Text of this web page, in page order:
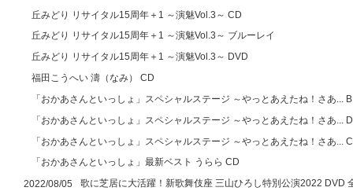
丘みどり リサイタル15周年＋1 ～演魅Vol.3～ CD
丘みどり リサイタル15周年＋1 ～演魅Vol.3～ ブルーレイ
丘みどり リサイタル15周年＋1 ～演魅Vol.3～ DVD
福田こうへい 濤（なみ） CD
「おかあさんといっしょ」スペシャルステージ ～やっとあえたね！さあ...
「おかあさんといっしょ」スペシャルステージ ～やっとあえたね！さあ...
「おかあさんといっしょ」スペシャルステージ ～やっとあえたね！さあ...
「おかあさんといっしょ」最新ベスト うらら CD
2022/08/05
歌に芝居に大活躍！新歌舞伎座 三山ひろし特別公演2022 DVD